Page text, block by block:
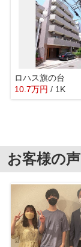
ロハス旗の台
10.7万円 / 1K
お客様の声